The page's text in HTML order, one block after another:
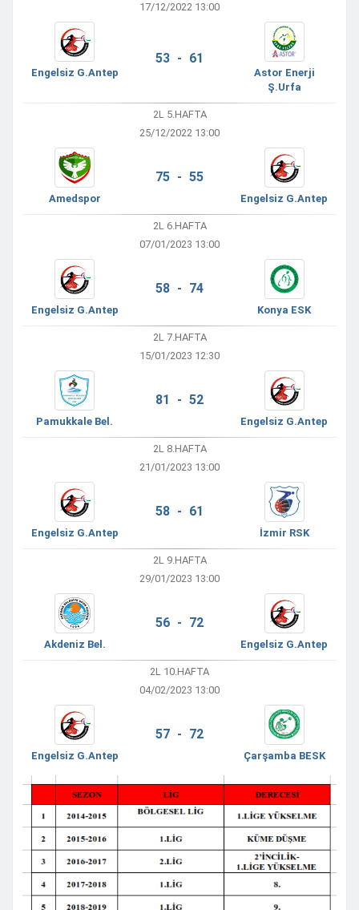
17/12/2022 13:00
Engelsiz G.Antep
53 - 61
Astor Enerji
Ş.Urfa
2L 5.HAFTA
25/12/2022 13:00
Amedspor
75 - 55
Engelsiz G.Antep
2L 6.HAFTA
07/01/2023 13:00
Engelsiz G.Antep
58 - 74
Konya ESK
2L 7.HAFTA
15/01/2023 12:30
Pamukkale Bel.
81 - 52
Engelsiz G.Antep
2L 8.HAFTA
21/01/2023 13:00
Engelsiz G.Antep
58 - 61
İzmir RSK
2L 9.HAFTA
29/01/2023 13:00
Akdeniz Bel.
56 - 72
Engelsiz G.Antep
2L 10.HAFTA
04/02/2023 13:00
Engelsiz G.Antep
57 - 72
Çarşamba BESK